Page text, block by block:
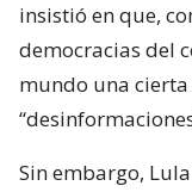
insistió en que,
democracias del
mundo una
Sin embargo,